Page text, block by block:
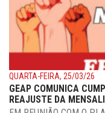
QUARTA-FEIRA, 25/03/26
GEAP COMUNICA
REAJUSTE DA